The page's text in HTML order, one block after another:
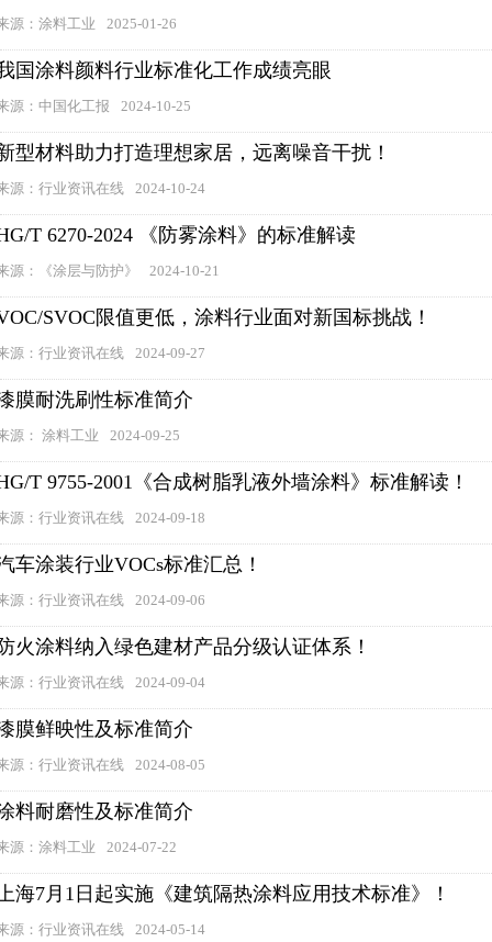
源：涂料工业 2025-01-26
国涂料颜料行业标准化工作成绩亮眼
源：中国化工报 2024-10-25
型材料助力打造理想家居，远离噪音干扰！
源：行业资讯在线 2024-10-24
T 6270-2024 《防雾涂料》的标准解读
源：《涂层与防护》 2024-10-21
SVOC限值更低，涂料行业面对新国标挑战！
源：行业资讯在线 2024-09-27
膜耐洗刷性标准简介
源： 涂料工业 2024-09-25
T 9755-2001《合成树脂乳液外墙涂料》标准解读！
源：行业资讯在线 2024-09-18
车涂装行业VOCs标准汇总！
源：行业资讯在线 2024-09-06
火涂料纳入绿色建材产品分级认证体系！
源：行业资讯在线 2024-09-04
膜鲜映性及标准简介
源：行业资讯在线 2024-08-05
料耐磨性及标准简介
源：涂料工业 2024-07-22
海7月1日起实施《建筑隔热涂料应用技术标准》！
源：行业资讯在线 2024-05-14